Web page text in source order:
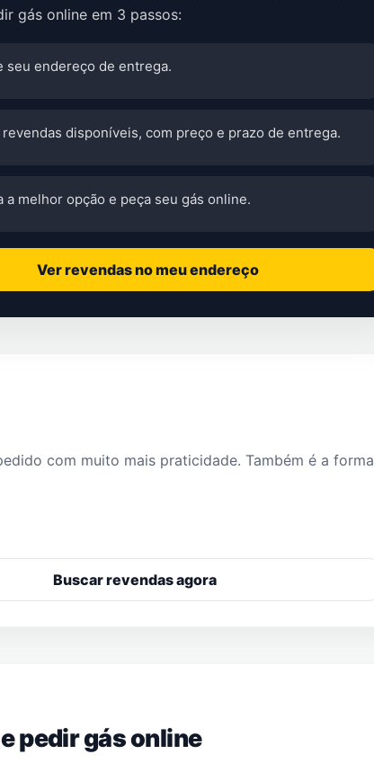
gás online em 3 passos:
seu endereço de entrega.
revendas disponíveis, com preço e prazo de entrega.
a melhor opção e peça seu gás online.
Ver revendas no meu endereço
com muito mais praticidade. Também é a forma
Buscar revendas agora
pedir gás online